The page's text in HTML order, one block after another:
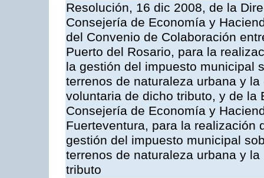
Resolución, 16 dic 2008, de la
Consejería de Economía y
del Convenio de Colaboración
Puerto del Rosario, para la
la gestión del impuesto municipal
terrenos de naturaleza urbana y
voluntaria de dicho tributo, y de la
Consejería de Economía y
Fuerteventura, para la realización
gestión del impuesto municipal
terrenos de naturaleza urbana y
tributo